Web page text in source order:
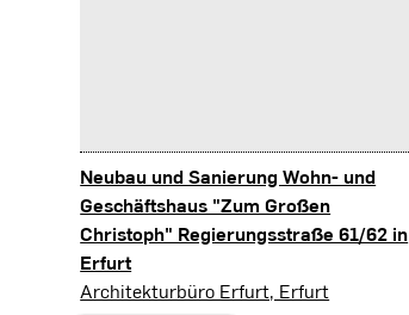
Neubau und Sanierung Wohn- und
Geschäftshaus "Zum Großen
Christoph" Regierungsstraße 61/62 in
Erfurt
Erfurt
Architekturbüro Erfurt, Erfurt